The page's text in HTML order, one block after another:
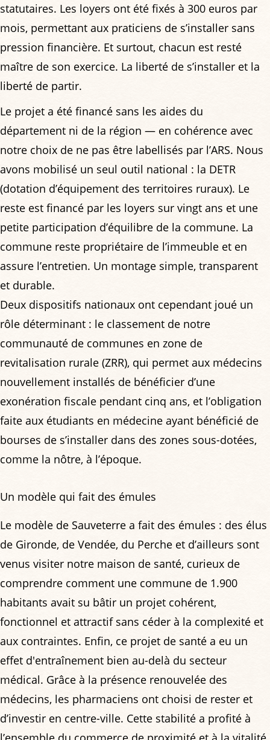
statutaires. Les loyers ont été fixés à 300 euros par
mois, permettant aux praticiens de s’installer sans
pression financière. Et surtout, chacun est resté
maître de son exercice. La liberté de s’installer et la
liberté de partir.
Le projet a été financé sans les aides du
département ni de la région — en cohérence avec
notre choix de ne pas être labellisés par l’ARS. Nous
avons mobilisé un seul outil national : la DETR
(dotation d’équipement des territoires ruraux). Le
reste est financé par les loyers sur vingt ans et une
petite participation d’équilibre de la commune. La
commune reste propriétaire de l’immeuble et en
assure l’entretien. Un montage simple, transparent
et durable.
Deux dispositifs nationaux ont cependant joué un
rôle déterminant : le classement de notre
communauté de communes en zone de
revitalisation rurale (ZRR), qui permet aux médecins
nouvellement installés de bénéficier d’une
exonération fiscale pendant cinq ans, et l’obligation
faite aux étudiants en médecine ayant bénéficié de
bourses de s’installer dans des zones sous-dotées,
comme la nôtre, à l’époque.
Un modèle qui fait des émules
Le modèle de Sauveterre a fait des émules : des élus
de Gironde, de Vendée, du Perche et d’ailleurs sont
venus visiter notre maison de santé, curieux de
comprendre comment une commune de 1.900
habitants avait su bâtir un projet cohérent,
fonctionnel et attractif sans céder à la complexité et
aux contraintes. Enfin, ce projet de santé a eu un
effet d'entraînement bien au-delà du secteur
médical. Grâce à la présence renouvelée des
médecins, les pharmaciens ont choisi de rester et
d’investir en centre-ville. Cette stabilité a profité à